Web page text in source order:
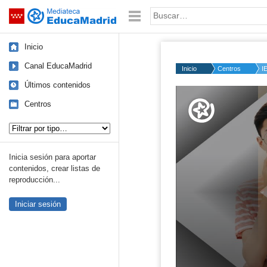
Saltar navegación Palabra o frase:
Inicio
Canal EducaMadrid
Últimos contenidos
Centros
Inicia sesión para aportar
contenidos, crear listas de
reproducción...
Iniciar sesión
Inicio Centros
50%